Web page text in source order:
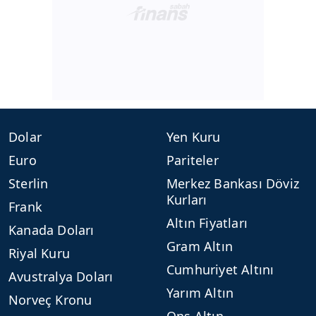
Dolar
Euro
Sterlin
Frank
Kanada Doları
Riyal Kuru
Avustralya Doları
Norveç Kronu
Yen Kuru
Pariteler
Merkez Bankası Döviz
Kurları
Altın Fiyatları
Gram Altın
Cumhuriyet Altını
Yarım Altın